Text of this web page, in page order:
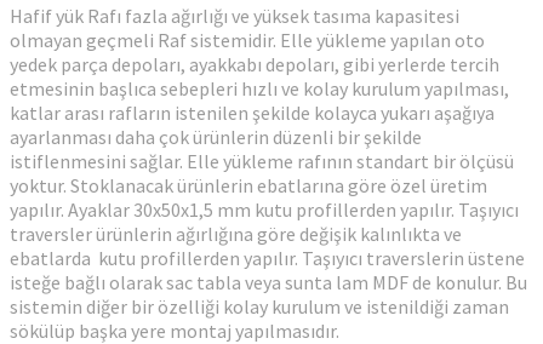
Hafif yük Rafı fazla ağırlığı ve yüksek tasıma kapasitesi
olmayan geçmeli Raf sistemidir. Elle yükleme yapılan oto
yedek parça depoları, ayakkabı depoları, gibi yerlerde tercih
etmesinin başlıca sebepleri hızlı ve kolay kurulum yapılması,
katlar arası rafların istenilen şekilde kolayca yukarı aşağıya
ayarlanması daha çok ürünlerin düzenli bir şekilde
istiflenmesini sağlar. Elle yükleme rafının standart bir ölçüsü
yoktur. Stoklanacak ürünlerin ebatlarına göre özel üretim
yapılır. Ayaklar 30x50x1,5 mm kutu profillerden yapılır. Taşıyıcı
traversler ürünlerin ağırlığına göre değişik kalınlıkta ve
ebatlarda kutu profillerden yapılır. Taşıyıcı traverslerin üstene
isteğe bağlı olarak sac tabla veya sunta lam MDF de konulur. Bu
sistemin diğer bir özelliği kolay kurulum ve istenildiği zaman
sökülüp başka yere montaj yapılmasıdır.